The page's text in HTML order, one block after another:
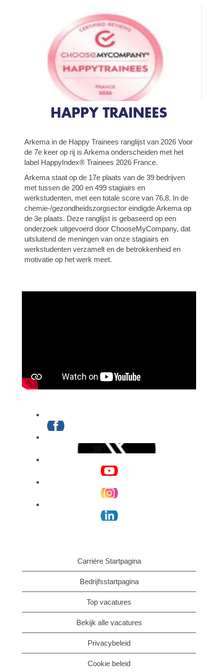
HAPPY TRAINEES
Arkema in de Happy Trainees ranglijst van 2026 Voor
de 7e keer op rij is Arkema onderscheiden met het
label HappyIndex® Trainees 2026 France.
Arkema staat op de 17e plaats van de 39 bedrijven
met tussen de 200 en 499 stagiairs en
werkstudenten, met een totale score van 76,8. In de
chemie-/gezondheidszorgsector eindigde Arkema op
de 3e plaats. Deze ranglijst is gebaseerd op een
onderzoek uitgevoerd door ChooseMyCompany, dat
uitsluitend de meningen van onze stagiairs en
werkstudenten verzamelt en de betrokkenheid en
motivatie op het werk meet.
touch
Carrière Startpagina
Bedrijfsstartpagina
Top vacatures
Bekijk alle vacatures
Privacybeleid
Cookie beleid